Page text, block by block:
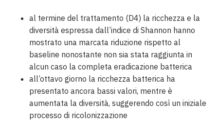
al termine del trattamento (D4) la ricchezza e la
diversità espressa dall’indice di Shannon hanno
mostrato una marcata riduzione rispetto al
baseline nonostante non sia stata raggiunta in
alcun caso la completa eradicazione batterica
all’ottavo giorno la ricchezza batterica ha
presentato ancora bassi valori, mentre è
aumentata la diversità, suggerendo così un iniziale
processo di ricolonizzazione